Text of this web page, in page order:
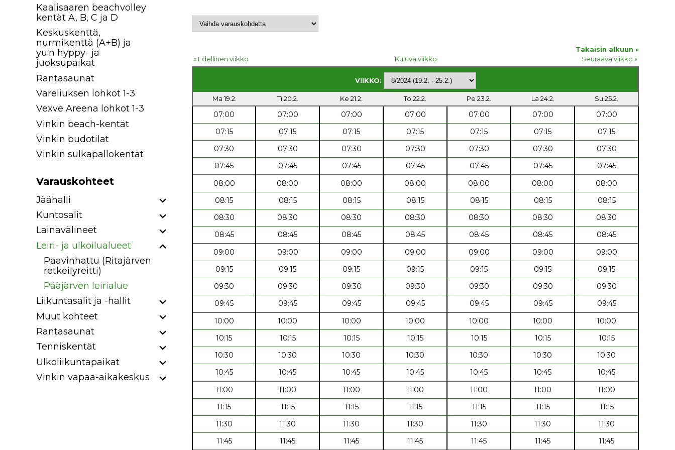
Kaalisaaren beachvolley
kentät A, B, C ja D
Keskuskenttä,
nurmikenttä (A+B) ja
yu:n hyppy- ja
juoksupaikat
Rantasaunat
Vareliuksen lohkot 1-3
Vexve Areena lohkot 1-3
Vinkin beach-kentät
Vinkin budotilat
Vinkin sulkapallokentät
Varauskohteet
Jäähalli
Kuntosalit
Lainavälineet
Leiri- ja ulkoilualueet
Paavinhattu (Ritajärven
retkeilyreitti)
Pääjärven leirialue
Liikuntasalit ja -hallit
Muut kohteet
Rantasaunat
Tenniskentät
Ulkoliikuntapaikat
Vinkin vapaa-aikakeskus
Takaisin alkuun »
« Edellinen viikko
Kuluva viikko Seuraava viikko »
VIIKKO:
Ma 19.2. Ti 20.2. Ke 21.2. To 22.2. Pe 23.2. La 24.2. Su 25.2.
07:00 07:00 07:00 07:00 07:00 07:00
07:00
07:15
07:15 07:15 07:15 07:15 07:15
07:15
07:30
07:30 07:30 07:30 07:30 07:30
07:30
07:45
07:45 07:45 07:45 07:45 07:45
07:45
08:00
08:00 08:00 08:00 08:00 08:00
08:00
08:15
08:15 08:15 08:15 08:15 08:15
08:15
08:30
08:30 08:30 08:30 08:30 08:30
08:30
08:45
08:45 08:45 08:45 08:45 08:45
08:45
09:00
09:00 09:00 09:00 09:00 09:00
09:00
09:15
09:15 09:15 09:15 09:15 09:15
09:15
09:30
09:30 09:30 09:30 09:30 09:30
09:30
09:45
09:45 09:45 09:45 09:45 09:45
09:45
10:00
10:00 10:00 10:00 10:00 10:00
10:00
10:15
10:15 10:15 10:15 10:15 10:15
10:15
10:30
10:30 10:30 10:30 10:30 10:30
10:30
10:45
10:45 10:45 10:45 10:45 10:45
10:45
11:00
11:00 11:00 11:00 11:00 11:00
11:00
11:15
11:15 11:15 11:15 11:15 11:15
11:15
11:30
11:30 11:30 11:30 11:30 11:30
11:30
11:45
11:45 11:45 11:45 11:45 11:45 11:45